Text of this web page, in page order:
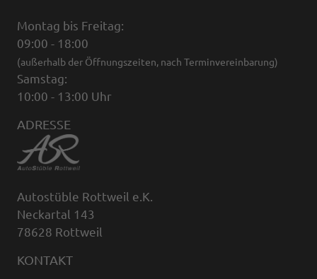
Montag bis Freitag:
09:00 - 18:00
(außerhalb der Öffnungszeiten, nach Terminvereinbarung)
Samstag:
10:00 - 13:00 Uhr
ADRESSE
Autostüble Rottweil e.K.
Neckartal 143
78628 Rottweil
KONTAKT